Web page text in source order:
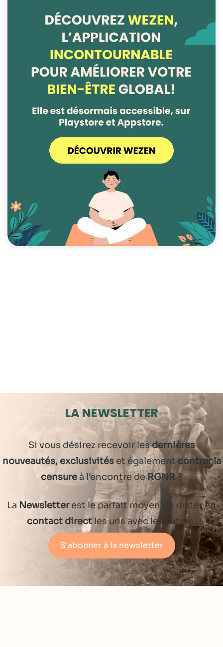
LA NEWSLETTER
Si vous désirez recevoir lesdernières
nouveautés, exclusivitéset également contrer la
censureà l’encontre deRGNR?
La Newsletterest le parfait moyen de rester en
contact directles uns avec les autres.
S'abonner à la newsletter